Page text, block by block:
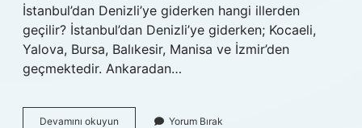
İstanbul’dan Denizli’ye giderken hangi illerden
geçilir? İstanbul’dan Denizli’ye giderken; Kocaeli,
Yalova, Bursa, Balıkesir, Manisa ve İzmir’den
geçmektedir. Ankaradan…
Devamını okuyun Ankaradan Yorum Bırak